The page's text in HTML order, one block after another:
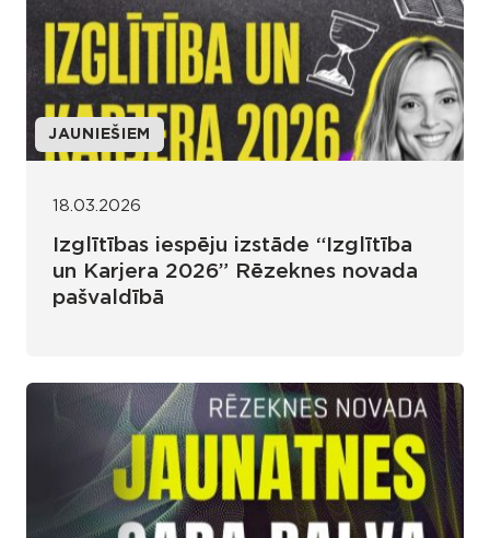
JAUNIEŠIEM
18.03.2026
Izglītības iespēju izstāde “Izglītība
un Karjera 2026” Rēzeknes novada
pašvaldībā